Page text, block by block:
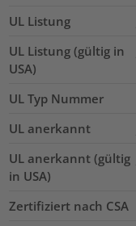
UL Listung
UL Listung (gültig in
USA)
UL Typ Nummer
UL anerkannt
UL anerkannt (gültig
in USA)
Zertifiziert nach CSA